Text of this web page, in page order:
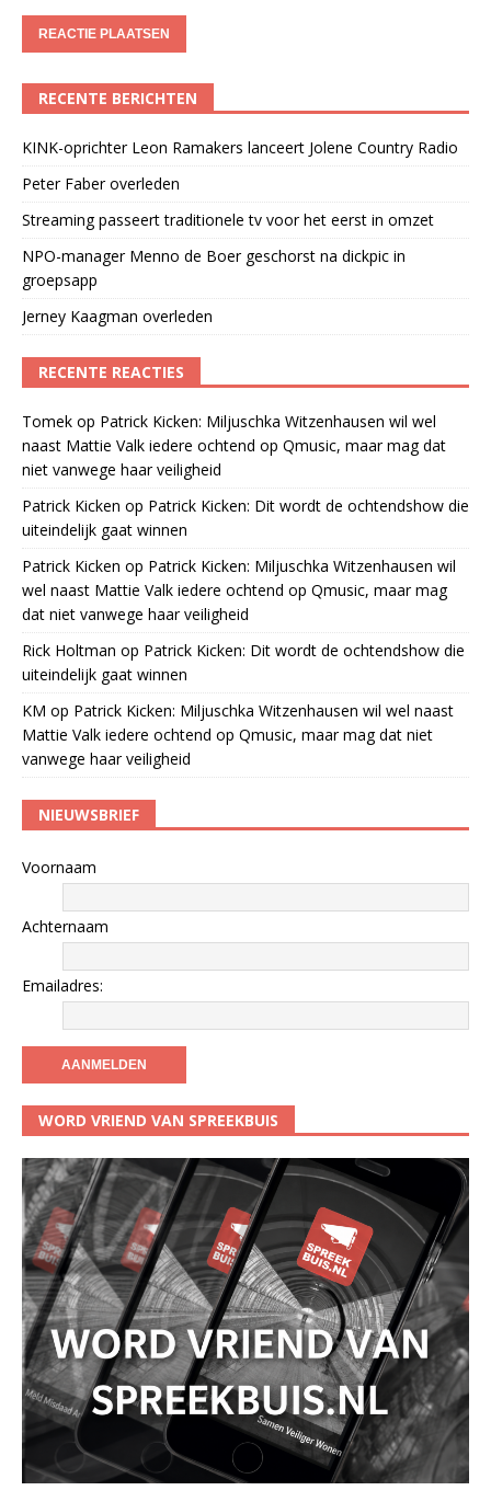
RECENTE BERICHTEN
KINK-oprichter Leon Ramakers lanceert Jolene Country Radio
Peter Faber overleden
Streaming passeert traditionele tv voor het eerst in omzet
NPO-manager Menno de Boer geschorst na dickpic in
groepsapp
Jerney Kaagman overleden
RECENTE REACTIES
Tomek op Patrick Kicken: Miljuschka Witzenhausen wil wel
naast Mattie Valk iedere ochtend op Qmusic, maar mag dat
niet vanwege haar veiligheid
Patrick Kicken op Patrick Kicken: Dit wordt de ochtendshow die
uiteindelijk gaat winnen
Patrick Kicken op Patrick Kicken: Miljuschka Witzenhausen wil
wel naast Mattie Valk iedere ochtend op Qmusic, maar mag
dat niet vanwege haar veiligheid
Rick Holtman op Patrick Kicken: Dit wordt de ochtendshow die
uiteindelijk gaat winnen
KM op Patrick Kicken: Miljuschka Witzenhausen wil wel naast
Mattie Valk iedere ochtend op Qmusic, maar mag dat niet
vanwege haar veiligheid
NIEUWSBRIEF
Voornaam
Achternaam
Emailadres:
WORD VRIEND VAN SPREEKBUIS